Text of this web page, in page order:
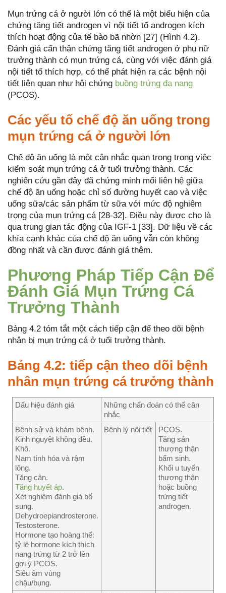
Mụn trứng cá ở người lớn có thể là một biểu hiện của
chứng tăng tiết androgen vì nội tiết tố androgen kích
thích hoạt động của tế bào bã nhờn [27] (Hình 4.2).
Đánh giá cẩn thận chứng tăng tiết androgen ở phụ nữ
trưởng thành có mụn trứng cá, cùng với việc đánh giá
nội tiết tố thích hợp, có thể phát hiện ra các bệnh nội
tiết liên quan như hội chứng buồng trứng đa nang
(PCOS).
Các yếu tố chế độ ăn uống trong
mụn trứng cá ở người lớn
Chế độ ăn uống là một cân nhắc quan trọng trong việc
kiểm soát mụn trứng cá ở tuổi trưởng thành. Các
nghiên cứu gần đây đã chứng minh mối liên hệ giữa
chế độ ăn uống hoặc chỉ số đường huyết cao và việc
uống sữa/các sản phẩm từ sữa với mức độ nghiêm
trọng của mụn trứng cá [28-32]. Điều này được cho là
qua trung gian tác động của IGF-1 [33]. Dữ liệu về các
khía cạnh khác của chế độ ăn uống vẫn còn không
đồng nhất và cần được đánh giá thêm.
Phương Pháp Tiếp Cận Để
Đánh Giá Mụn Trứng Cá
Trưởng Thành
Bảng 4.2 tóm tắt một cách tiếp cận để theo dõi bệnh
nhân bị mụn trứng cá ở tuổi trưởng thành.
Bảng 4.2: tiếp cận theo dõi bệnh
nhân mụn trứng cá trưởng thành
Dấu hiệu đánh giá
Những chẩn đoán có thể cân
nhắc
Bệnh sử và khám bệnh.
Kinh nguyệt không đều.
Khô.
Nam tính hóa và rậm
lông.
Tăng cân.
Tăng huyết áp.
Xét nghiệm đánh giá bổ
sung.
Dehydroepiandrosterone.
Testosterone.
Hormone tạo hoàng thể:
tỷ lệ hormone kích thích
nang trứng từ 2 trở lên
gợi ý PCOS.
Siêu âm vùng
chậu/bụng.
Bệnh lý nội tiết
PCOS.
Tăng sản
thượng thận
bẩm sinh.
Khối u tuyến
thượng thận
hoặc buồng
trứng tiết
androgen.